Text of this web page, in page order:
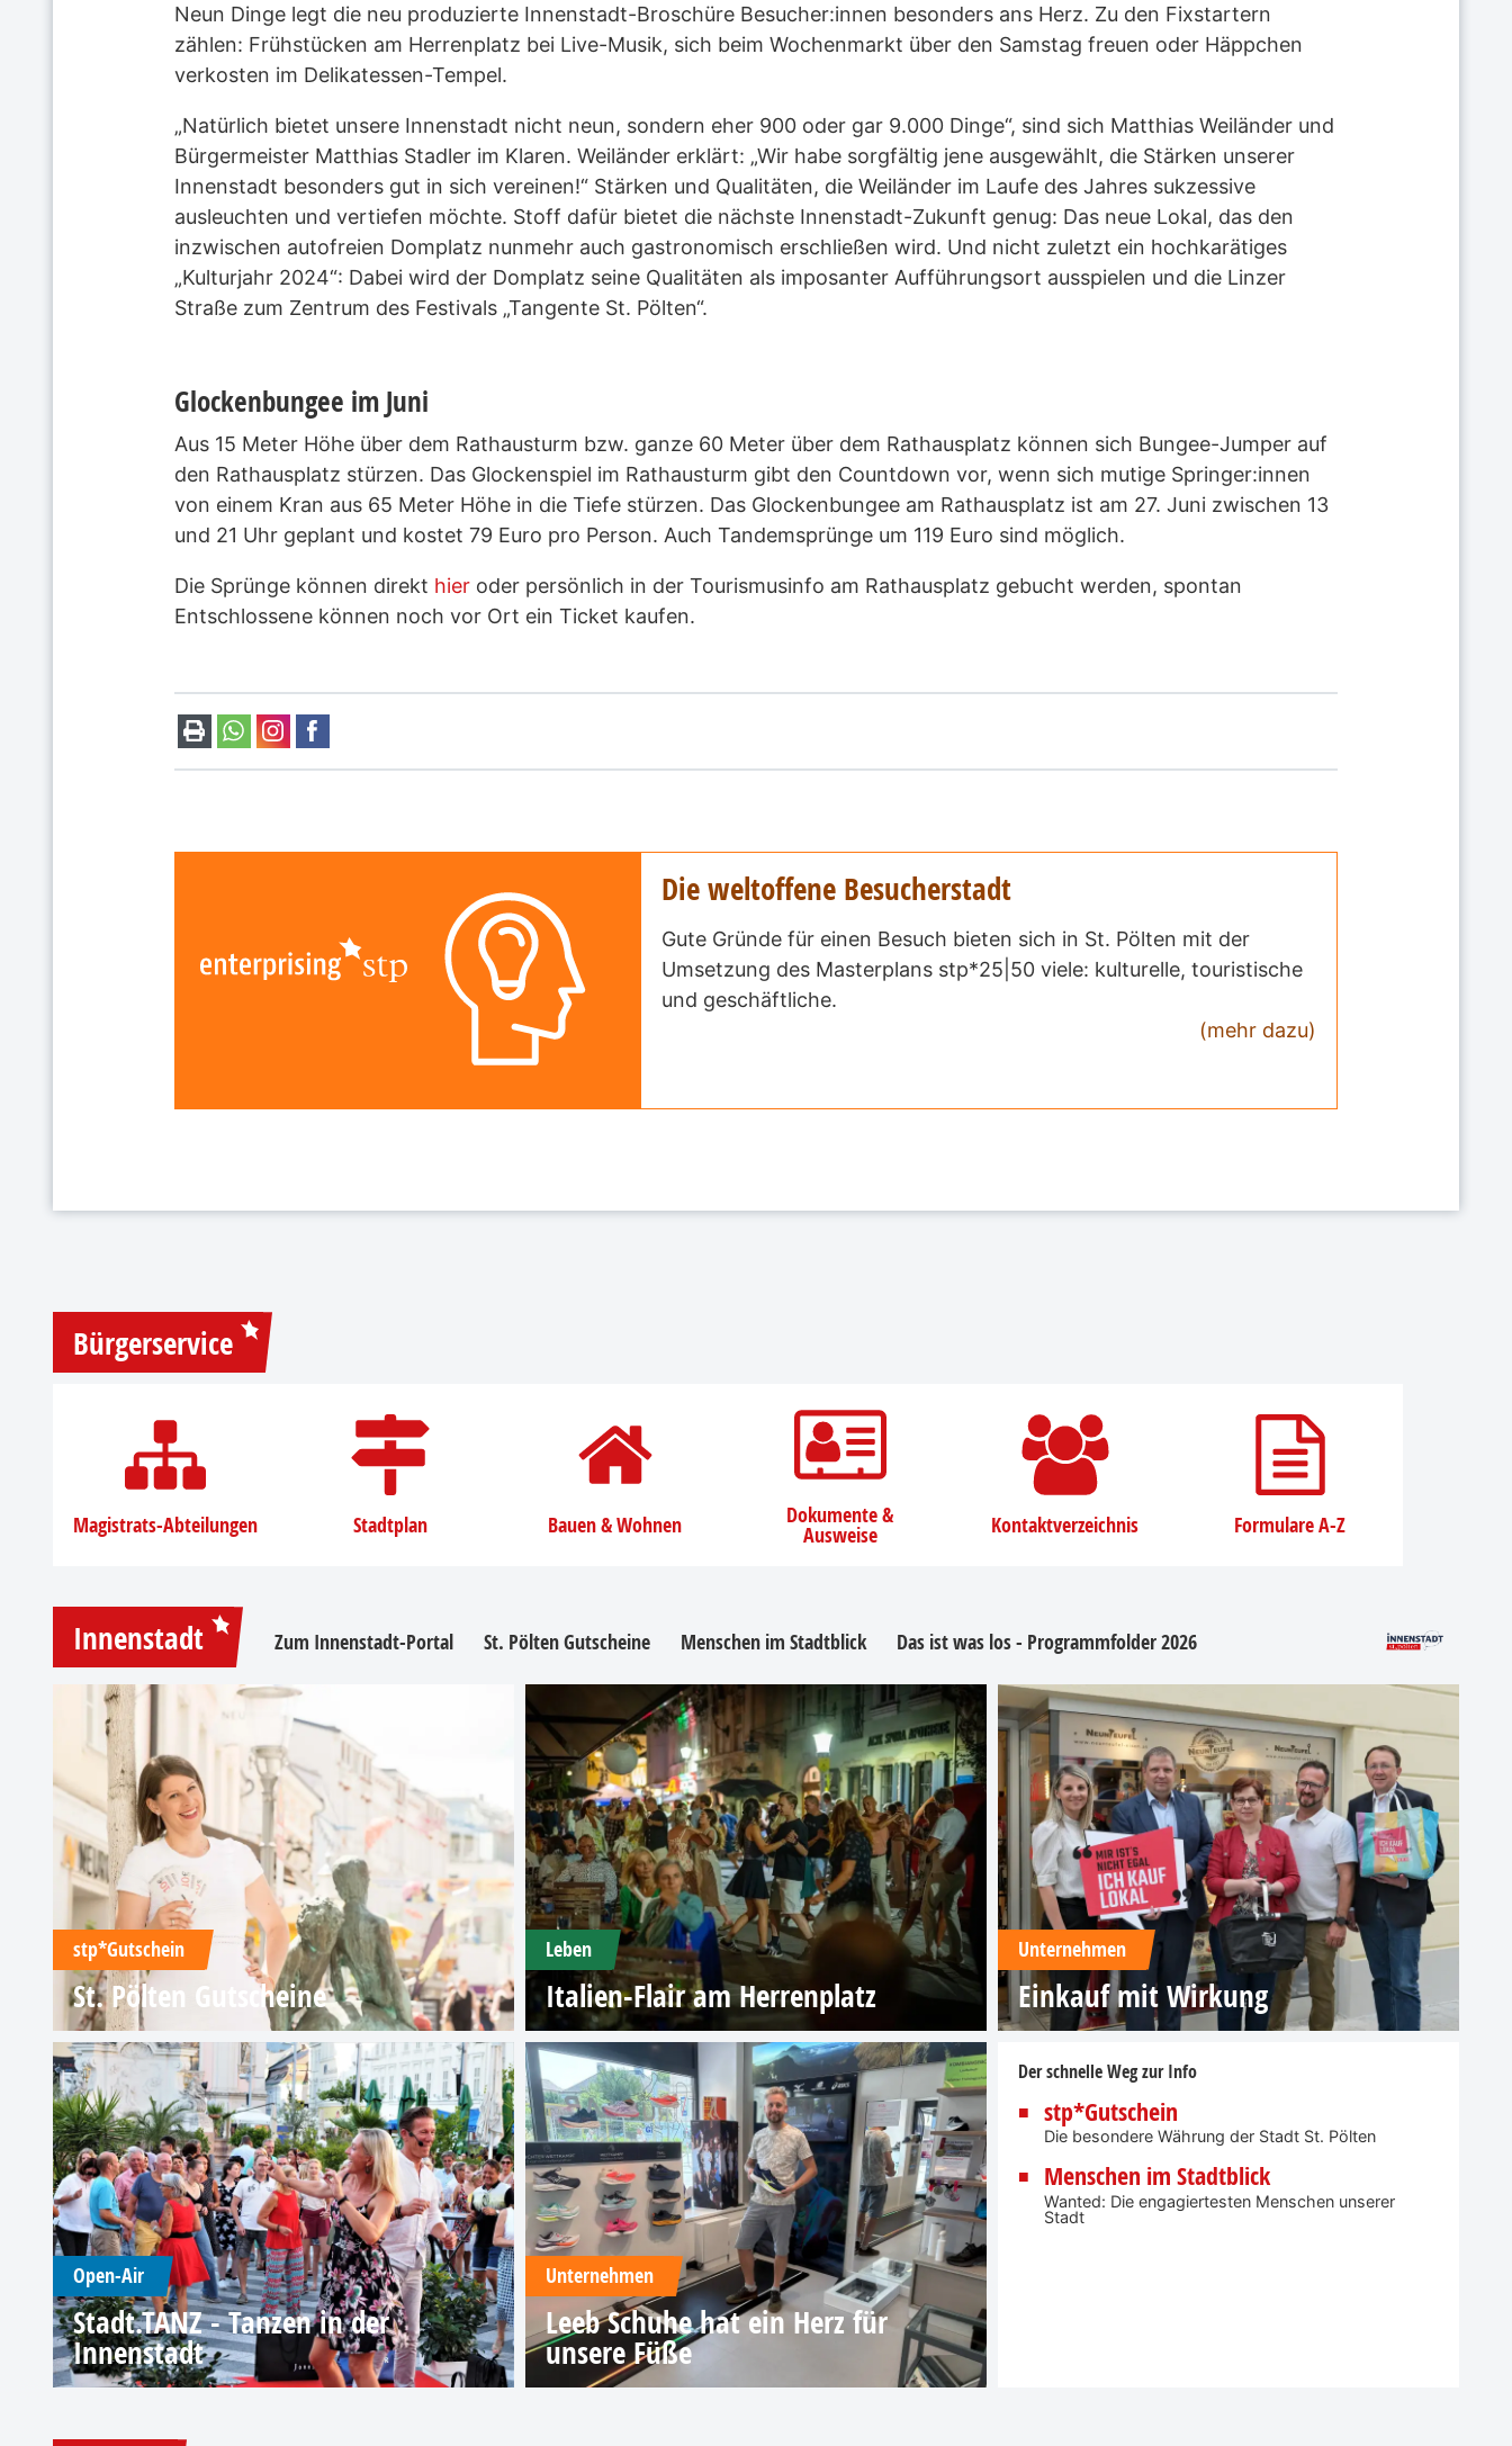
Neun Dinge legt die neu produzierte Innenstadt-Broschüre Besucher:innen besonders ans Herz. Zu den Fixstartern
zählen: Frühstücken am Herrenplatz bei Live-Musik, sich beim Wochenmarkt über den Samstag freuen oder Häppchen
verkosten im Delikatessen-Tempel.
„Natürlich bietet unsere Innenstadt nicht neun, sondern eher 900 oder gar 9.000 Dinge“, sind sich Matthias Weiländer und
Bürgermeister Matthias Stadler im Klaren. Weiländer erklärt: „Wir habe sorgfältig jene ausgewählt, die Stärken unserer
Innenstadt besonders gut in sich vereinen!“ Stärken und Qualitäten, die Weiländer im Laufe des Jahres sukzessive
ausleuchten und vertiefen möchte. Stoff dafür bietet die nächste Innenstadt-Zukunft genug: Das neue Lokal, das den
inzwischen autofreien Domplatz nunmehr auch gastronomisch erschließen wird. Und nicht zuletzt ein hochkarätiges
„Kulturjahr 2024“: Dabei wird der Domplatz seine Qualitäten als imposanter Aufführungsort ausspielen und die Linzer
Straße zum Zentrum des Festivals „Tangente St. Pölten“.
Glockenbungee im Juni
Aus 15 Meter Höhe über dem Rathausturm bzw. ganze 60 Meter über dem Rathausplatz können sich Bungee-Jumper auf
den Rathausplatz stürzen. Das Glockenspiel im Rathausturm gibt den Countdown vor, wenn sich mutige Springer:innen
von einem Kran aus 65 Meter Höhe in die Tiefe stürzen. Das Glockenbungee am Rathausplatz ist am 27. Juni zwischen 13
und 21 Uhr geplant und kostet 79 Euro pro Person. Auch Tandemsprünge um 119 Euro sind möglich.
Die Sprünge können direkt hier oder persönlich in der Tourismusinfo am Rathausplatz gebucht werden, spontan
Entschlossene können noch vor Ort ein Ticket kaufen.
Die weltoffene Besucherstadt
Gute Gründe für einen Besuch bieten sich in St. Pölten mit der
Umsetzung des Masterplans stp*25|50 viele: kulturelle, touristische
und geschäftliche.
(mehr dazu)
Bürgerservice
Magistrats-Abteilungen Stadtplan Bauen & Wohnen Dokumente &
Ausweise Kontaktverzeichnis Formulare A-Z
Innenstadt Zum Innenstadt-Portal St. Pölten Gutscheine Menschen im Stadtblick Das ist was los - Programmfolder 2026
stp*Gutschein
St. Pölten Gutscheine
Leben
Italien-Flair am Herrenplatz
Unternehmen
Einkauf mit Wirkung
Open-Air
Stadt.TANZ - Tanzen in der
Innenstadt
Unternehmen
Leeb Schuhe hat ein Herz für
unsere Füße
Der schnelle Weg zur Info
stp*Gutschein
Die besondere Währung der Stadt St. Pölten
Menschen im Stadtblick
Wanted: Die engagiertesten Menschen unserer
Stadt